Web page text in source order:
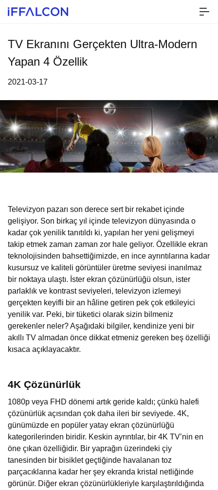
TV Ekranını Gerçekten Ultra-Modern
Yapan 4 Özellik
2021-03-17
Televizyon pazarı son derece sert bir rekabet içinde
gelişiyor. Son birkaç yıl içinde televizyon dünyasında o
kadar çok yenilik tanıtıldı ki, yapılan her yeni gelişmeyi
takip etmek zaman zaman zor hale geliyor. Özellikle ekran
teknolojisinden bahsettiğimizde, en ince ayrıntılarına kadar
kusursuz ve kaliteli görüntüler üretme seviyesi inanılmaz
bir noktaya ulaştı. İster ekran çözünürlüğü olsun, ister
parlaklık ve kontrast seviyeleri, televizyon izlemeyi
gerçekten keyifli bir an hâline getiren pek çok etkileyici
yenilik var. Peki, bir tüketici olarak sizin bilmeniz
gerekenler neler? Aşağıdaki bilgiler, kendinize yeni bir
akıllı TV almadan önce dikkat etmeniz gereken beş özelliği
kısaca açıklayacaktır.
4K Çözünürlük
1080p veya FHD dönemi artık geride kaldı; çünkü halefi
çözünürlük açısından çok daha ileri bir seviyede. 4K,
günümüzde en popüler yatay ekran çözünürlüğü
kategorilerinden biridir. Keskin ayrıntılar, bir 4K TV’nin en
öne çıkan özelliğidir. Bir yaprağın üzerindeki çiy
tanesinden bir bisiklet geçtiğinde havalanan toz
parçacıklarına kadar her şey ekranda kristal netliğinde
görünür. Diğer ekran çözünürlükleriyle karşılaştırıldığında